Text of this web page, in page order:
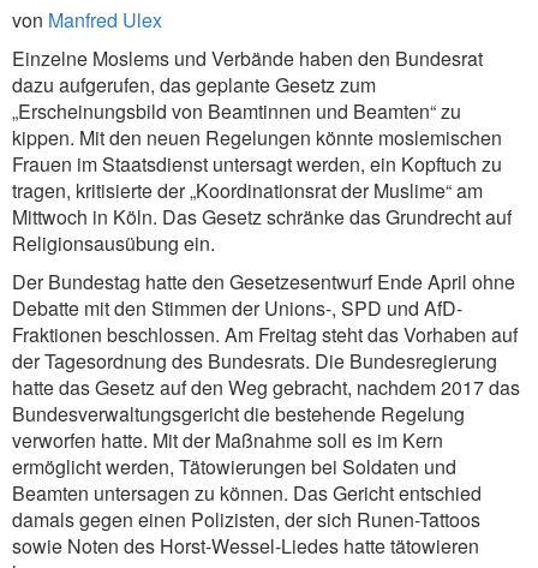
von Manfred Ulex
Einzelne Moslems und Verbände haben den Bundesrat
dazu aufgerufen, das geplante Gesetz zum
„Erscheinungsbild von Beamtinnen und Beamten“ zu
kippen. Mit den neuen Regelungen könnte moslemischen
Frauen im Staatsdienst untersagt werden, ein Kopftuch zu
tragen, kritisierte der „Koordinationsrat der Muslime“ am
Mittwoch in Köln. Das Gesetz schränke das Grundrecht auf
Religionsausübung ein.
Der Bundestag hatte den Gesetzesentwurf Ende April ohne
Debatte mit den Stimmen der Unions-, SPD und AfD-
Fraktionen beschlossen. Am Freitag steht das Vorhaben auf
der Tagesordnung des Bundesrats. Die Bundesregierung
hatte das Gesetz auf den Weg gebracht, nachdem 2017 das
Bundesverwaltungsgericht die bestehende Regelung
verworfen hatte. Mit der Maßnahme soll es im Kern
ermöglicht werden, Tätowierungen bei Soldaten und
Beamten untersagen zu können. Das Gericht entschied
damals gegen einen Polizisten, der sich Runen-Tattoos
sowie Noten des Horst-Wessel-Liedes hatte tätowieren